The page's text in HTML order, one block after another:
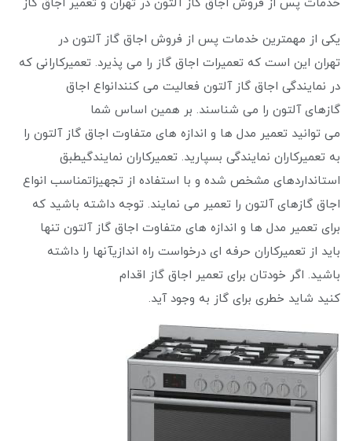
خدمات پس از فروش اجاق گاز آلتون در تهران و تعمیر اجاق گاز
یکی از مهمترین خدمات پس از فروش اجاق گاز آلتون در
تهران این است که تعمیرات اجاق گاز را می‌ پذیرد. تعمیرکارانی که
در نمایندگی اجاق گاز آلتون فعالیت می ‌کنندانواع اجاق
گازهای آلتون را می‌ شناسند. بر همین اساس شما
می ‌توانید تعمیر مدل ‌ها و اندازه ‌های متفاوت اجاق گاز آلتون را
به تعمیرکاران نمایندگی بسپارید. تعمیرکاران نمایندگیطبق
استانداردهای مشخص شده و با استفاده از تجهیزاتمناسب انواع
اجاق گازهای آلتون را تعمیر می ‌نمایند. توجه داشته باشید که
برای تعمیر مدل‌ ها و اندازه‌ های متفاوت اجاق گاز آلتون تنها
باید از تعمیرکاران حرفه ‌ای درخواست راه‌ اندازیآنها را داشته
باشید. اگر خودتان برای تعمیر اجاق گاز اقدام
کنید شاید خطری برای گاز به وجود آید.